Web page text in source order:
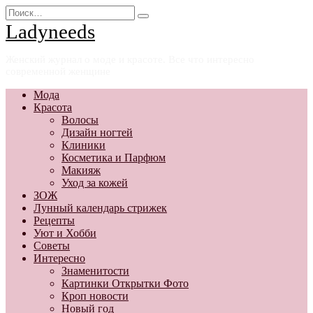
Перейти
к
содержанию
Search
for:
Ladyneeds
Мода
Красота
Волосы
Дизайн ногтей
Клиники
Косметика и Парфюм
Макияж
Уход за кожей
ЗОЖ
Лунный календарь стрижек
Рецепты
Уют и Хобби
Советы
Интересно
Знаменитости
Картинки Открытки Фото
Кроп новости
Новый год